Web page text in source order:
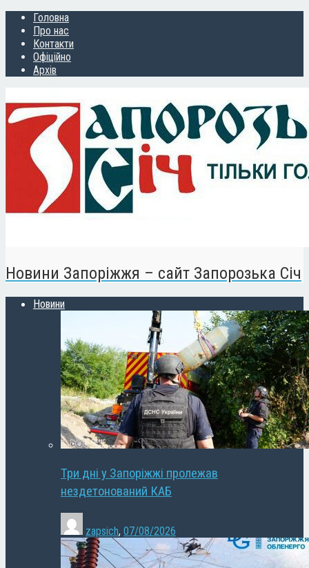
Головна
Про нас
Контакти
Офіційно
Архів
Новини Запоріжжя – сайт Запорозька Січ
Новини
Три дні у Запоріжжі пролежав
нездетонований КАБ
zapsich, 07/08/2026